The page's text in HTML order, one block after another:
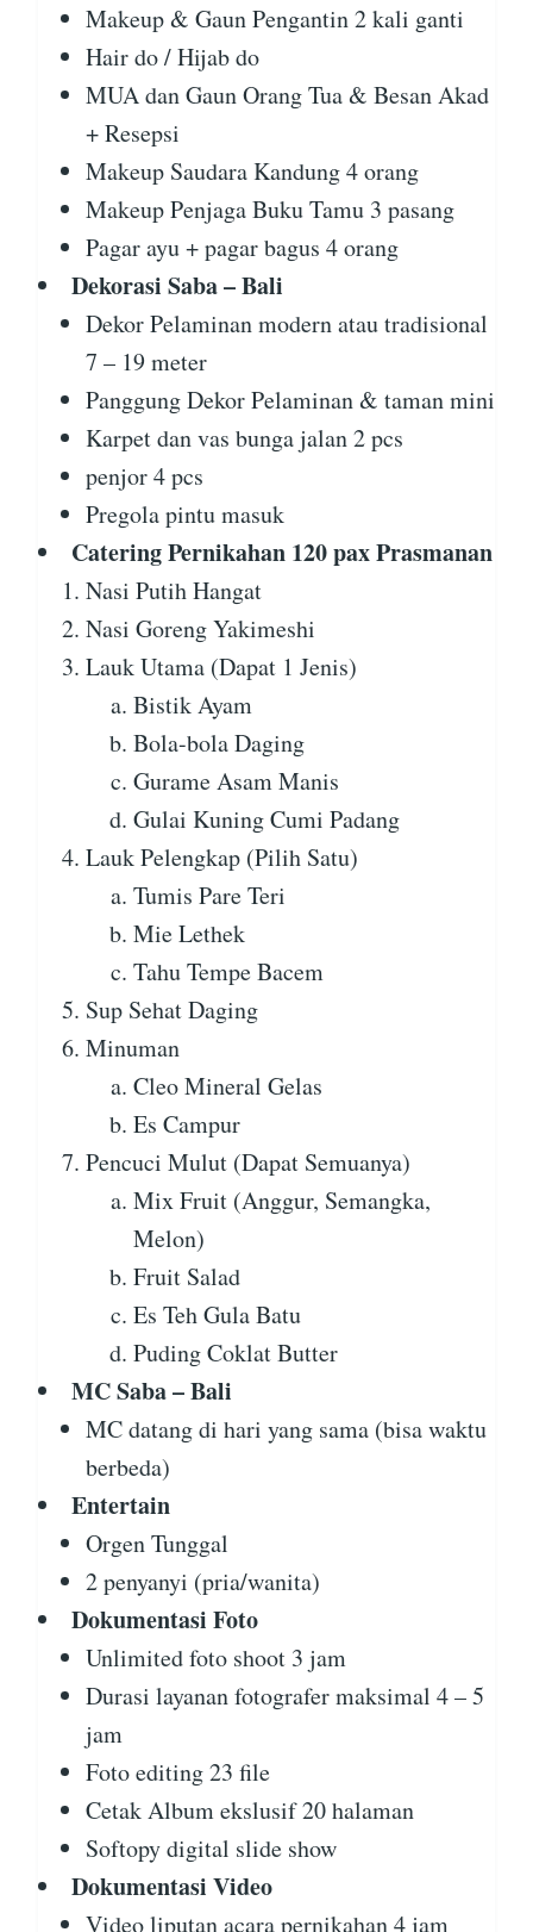
Makeup & Gaun Pengantin 2 kali ganti
Hair do / Hijab do
MUA dan Gaun Orang Tua & Besan Akad
+ Resepsi
Makeup Saudara Kandung 4 orang
Makeup Penjaga Buku Tamu 3 pasang
Pagar ayu + pagar bagus 4 orang
Dekorasi Saba – Bali
Dekor Pelaminan modern atau tradisional
7 – 19 meter
Panggung Dekor Pelaminan & taman mini
Karpet dan vas bunga jalan 2 pcs
penjor 4 pcs
Pregola pintu masuk
Catering Pernikahan 120 pax Prasmanan
Nasi Putih Hangat
Nasi Goreng Yakimeshi
Lauk Utama (Dapat 1 Jenis)
Bistik Ayam
Bola-bola Daging
Gurame Asam Manis
Gulai Kuning Cumi Padang
Lauk Pelengkap (Pilih Satu)
Tumis Pare Teri
Mie Lethek
Tahu Tempe Bacem
Sup Sehat Daging
Minuman
Cleo Mineral Gelas
Es Campur
Pencuci Mulut (Dapat Semuanya)
Mix Fruit (Anggur, Semangka,
Melon)
Fruit Salad
Es Teh Gula Batu
Puding Coklat Butter
MC Saba – Bali
MC datang di hari yang sama (bisa waktu
berbeda)
Entertain
Orgen Tunggal
2 penyanyi (pria/wanita)
Dokumentasi Foto
Unlimited foto shoot 3 jam
Durasi layanan fotografer maksimal 4 – 5
jam
Foto editing 23 file
Cetak Album ekslusif 20 halaman
Softopy digital slide show
Dokumentasi Video
Video liputan acara pernikahan 4 jam